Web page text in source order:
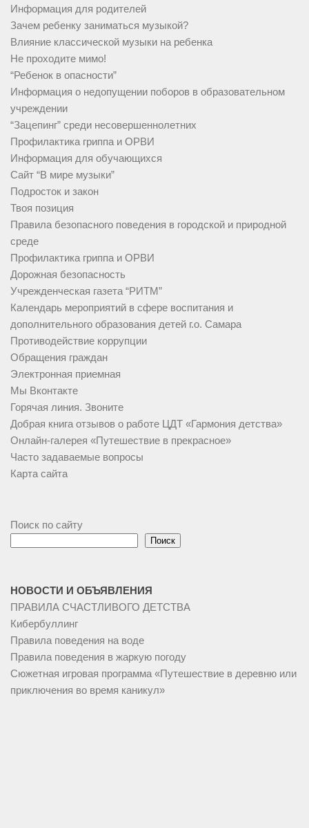
Информация для родителей
Зачем ребенку заниматься музыкой?
Влияние классической музыки на ребенка
Не проходите мимо!
“Ребенок в опасности”
Информация о недопущении поборов в образовательном
учреждении
“Зацепинг” среди несовершеннолетних
Профилактика гриппа и ОРВИ
Информация для обучающихся
Сайт “В мире музыки”
Подросток и закон
Твоя позиция
Правила безопасного поведения в городской и природной
среде
Профилактика гриппа и ОРВИ
Дорожная безопасность
Учрежденческая газета “РИТМ”
Календарь мероприятий в сфере воспитания и
дополнительного образования детей г.о. Самара
Противодействие коррупции
Обращения граждан
Электронная приемная
Мы Вконтакте
Горячая линия. Звоните
Добрая книга отзывов о работе ЦДТ «Гармония детства»
Онлайн-галерея «Путешествие в прекрасное»
Часто задаваемые вопросы
Карта сайта
Поиск по сайту
Поиск
НОВОСТИ И ОБЪЯВЛЕНИЯ
ПРАВИЛА СЧАСТЛИВОГО ДЕТСТВА
Кибербуллинг
Правила поведения на воде
Правила поведения в жаркую погоду
Сюжетная игровая программа «Путешествие в деревню или
приключения во время каникул»